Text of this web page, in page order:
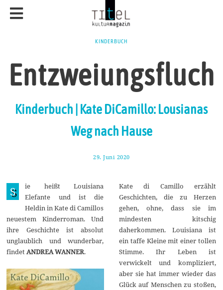
KINDERBUCH
Entzweiungsfluch
Kinderbuch | Kate DiCamillo: Lousianas
Weg nach Hause
29. Juni 2020
u
i
2
0
2
0
S
ie heißt Louisiana
Elefante und ist die
Heldin in Kate di Camillos
neuestem Kinderroman. Und
ihre Geschichte ist absolut
unglaublich und wunderbar,
findet ANDREA WANNER.
Kate di Camillo erzählt
Geschichten, die zu Herzen
gehen, ohne, dass sie im
mindesten kitschig
daherkommen. Louisiana ist
ein taffe Kleine mit einer tollen
Stimme. Ihr Leben ist
verwickelt und kompliziert,
aber sie hat immer wieder das
Glück auf Menschen zu stoßen,